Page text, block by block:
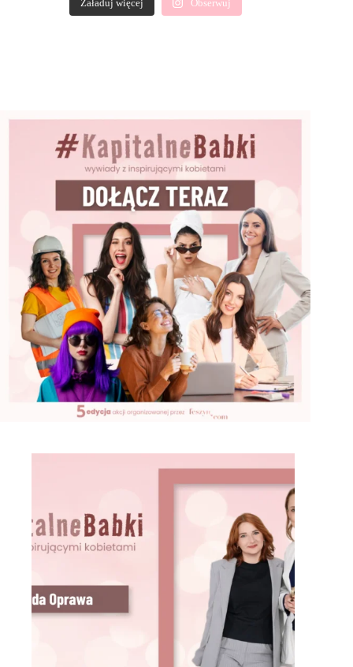
Załaduj więcej Obserwuj